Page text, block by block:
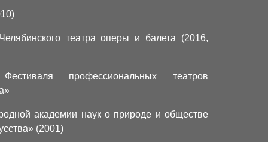
театра оперы и балета (2016,
профессиональных театров
академии наук о природе и обществе
(2001)